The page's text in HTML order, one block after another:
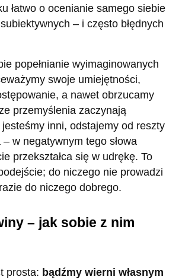
łatwo o ocenianie samego siebie
– i często błędnych
popełnianie wyimaginowanych
swoje umiejętności,
a nawet obrzucamy
przemyślenia zaczynają
inni, odstajemy od reszty
– w negatywnym tego słowa
przekształca się w udrękę. To
do niczego nie prowadzi
do niczego dobrego.
– jak sobie z nim
prosta: bądźmy wierni własnym